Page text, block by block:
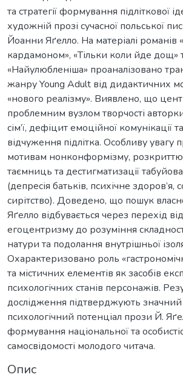
та стратегії формування підліткової
художній прозі сучасної польської
Йоанни Яґелло. На матеріалі романів
кардамоном», «Тільки коли йде дощ»
«Найулюбленіша» проаналізовано
жанру Young Adult від дидактичних
«нового реалізму». Виявлено, що
проблемним вузлом творчості
сім’ї, дефіцит емоційної комунікації
відчуження підлітка. Особливу увагу
мотивам нонконформізму,
таємниць та дестигматизації
(депресія батьків, психічне здоров’я,
сирітство). Доведено, що пошук
Яґелло відбувається через перехід
егоцентризму до розуміння
натури та подолання внутрішньої
Охарактеризовано роль
та містичних елементів як засобів
психологічних станів персонажів.
дослідження підтверджують
психологічний потенціал прози Й.
формування національної та
самосвідомості молодого читача.
Опис